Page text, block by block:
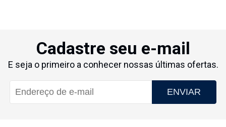
Cadastre seu e-mail
E seja o primeiro a conhecer nossas últimas ofertas.
ENVIAR